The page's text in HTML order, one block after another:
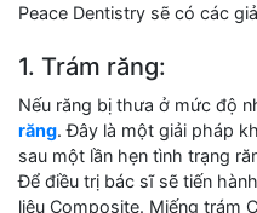
Peace Dentistry sẽ có các
1. Trám răng:
Nếu răng bị thưa ở mức độ
răng. Đây là một giải pháp
sau một lần hẹn tình trạng
Để điều trị bác sĩ sẽ tiến
liệu Composite. Miếng trám